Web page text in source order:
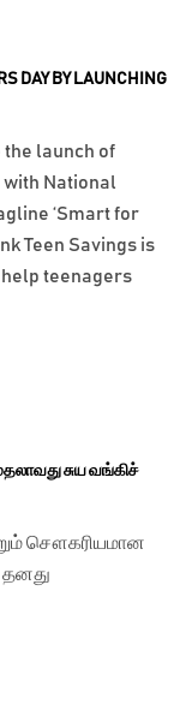
சுய வங்கிச்
சௌகரியமான
தனது
DAY BY LAUNCHING
the launch of
with National
‘Smart for
Teen Savings is
teenagers